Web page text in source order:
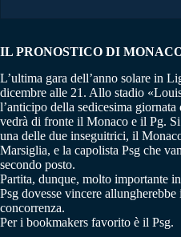
IL PRONOSTICO DI
L’ultima gara dell’anno solare in
dicembre alle 21. Allo stadio
l’anticipo della sedicesima
vedrà di fronte il Monaco e il Pg.
una delle due inseguitrici, il
Marsiglia, e la capolista Psg che
secondo posto.
Partita, dunque, molto importante
Psg dovesse vincere
concorrenza.
Per i bookmakers favorito è il Psg.